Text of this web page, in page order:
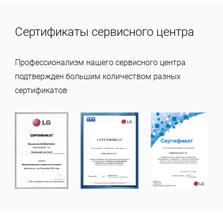
Сертификаты сервисного центра
Профессионализм нашего сервисного центра
подтвержден большим количеством разных
сертификатов